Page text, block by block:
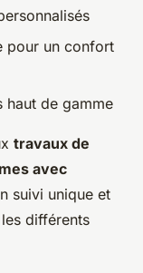
pour un confort
haut de gamme
travaux de
avec
suivi unique et
différents